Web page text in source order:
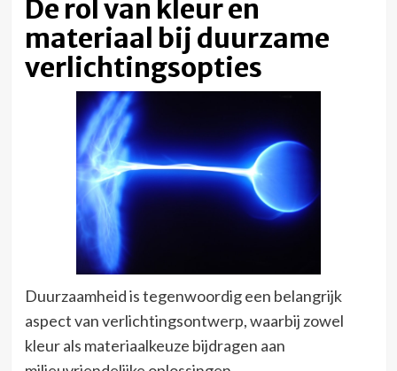
De rol van kleur en
materiaal bij duurzame
verlichtingsopties
Duurzaamheid is tegenwoordig een belangrijk
aspect van verlichtingsontwerp, waarbij zowel
kleur als materiaalkeuze bijdragen aan